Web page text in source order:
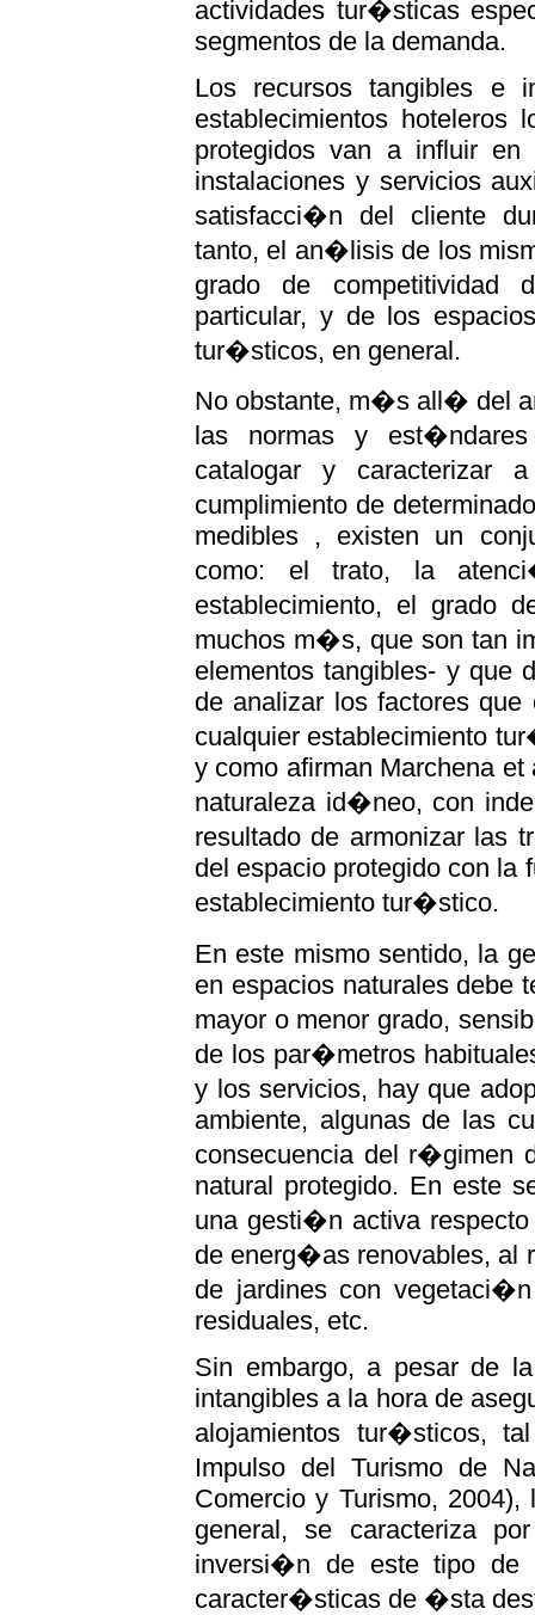
actividades tur�sticas
segmentos de la demanda.
Los recursos tangibles e
establecimientos hoteleros
protegidos van a influir
instalaciones y servicios
satisfacci�n del cliente
tanto, el an�lisis de los
grado de competitividad
particular, y de los
tur�sticos, en general.
No obstante, m�s all� del
las normas y
catalogar y caracterizar
cumplimiento de
medibles , existen un
como: el trato, la
establecimiento, el grado
muchos m�s, que son tan
elementos tangibles- y que
de analizar los factores
cualquier establecimiento
y como afirman Marchena
naturaleza id�neo, con
resultado de armonizar las
del espacio protegido con la
establecimiento tur�stico.
En este mismo sentido, la
en espacios naturales debe
mayor o menor grado,
de los par�metros
y los servicios, hay que
ambiente, algunas de las
consecuencia del r�gimen
natural protegido. En este
una gesti�n activa
de energ�as renovables, al
de jardines con
residuales, etc.
Sin embargo, a pesar de
intangibles a la hora de
alojamientos tur�sticos,
Impulso del Turismo de
Comercio y Turismo,
general, se caracteriza
inversi�n de este tipo de
caracter�sticas de �sta